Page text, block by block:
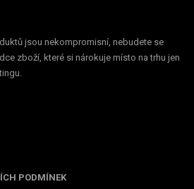
jsou nekompromisní, nebudete se
zboží, které si nárokuje místo na trhu jen
PODMÍNEK